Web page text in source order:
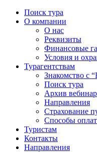
Поиск тура
О компании
О нас
Реквизиты
Финансовые
Условия и
Турагентствам
Знакомство с
Поиск тура
Архив
Направления
Страхование
Способы
Туристам
Контакты
Направления